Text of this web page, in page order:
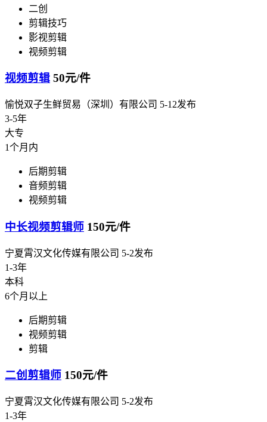
二创
剪辑技巧
影视剪辑
视频剪辑
视频剪辑 50元/件
愉悦双子生鲜贸易（深圳）有限公司 5-12发布
3-5年
大专
1个月内
后期剪辑
音频剪辑
视频剪辑
中长视频剪辑师 150元/件
宁夏霄汉文化传媒有限公司 5-2发布
1-3年
本科
6个月以上
后期剪辑
视频剪辑
剪辑
二创剪辑师 150元/件
宁夏霄汉文化传媒有限公司 5-2发布
1-3年